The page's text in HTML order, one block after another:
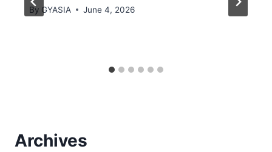
By GYASIA June 4, 2026
Archives